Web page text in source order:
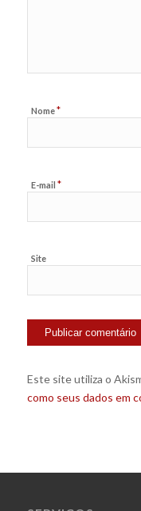
Nome*
E-mail *
Site
Este site utiliza o
como seus dados em